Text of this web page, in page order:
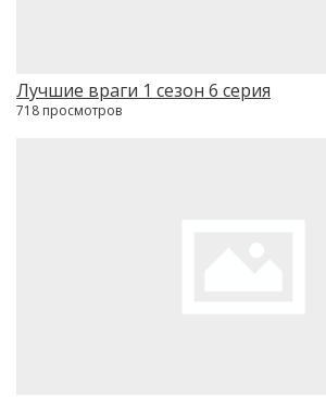
Лучшие враги 1 сезон 6 серия
718 просмотров